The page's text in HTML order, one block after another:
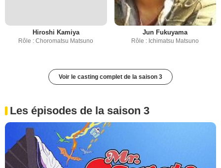
Hiroshi Kamiya
Rôle : Choromatsu Matsuno
Jun Fukuyama
Rôle : Ichimatsu Matsuno
Voir le casting complet de la saison 3
Les épisodes de la saison 3